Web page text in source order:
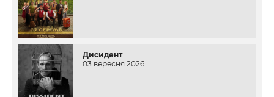
Дисидент
03 вересня 2026